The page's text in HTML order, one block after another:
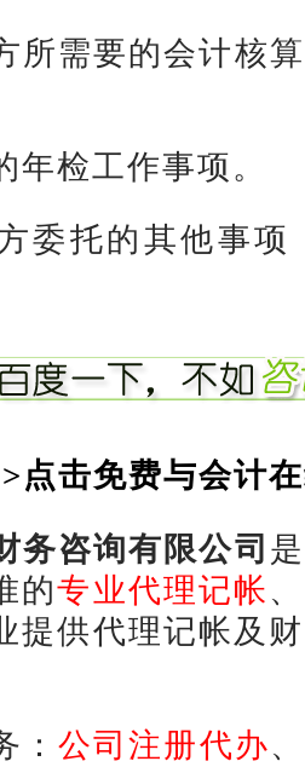
所需要的会计核
年检工作事项。
委托的其他事项
点击免费与会计
务咨询有限公司
的专业代理记帐 、
提供代理记帐及
： 公司注册代办